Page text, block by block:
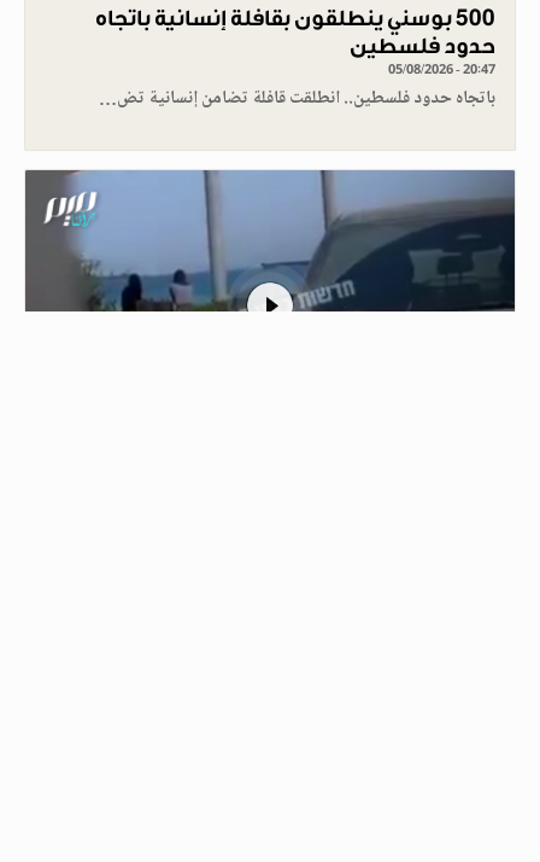
500 بوسني ينطلقون بقافلة إنسانية باتجاه
حدود فلسطين
05/08/2026 - 20:47
باتجاه حدود فلسطين.. انطلقت قافلة تضامن إنسانية تض…